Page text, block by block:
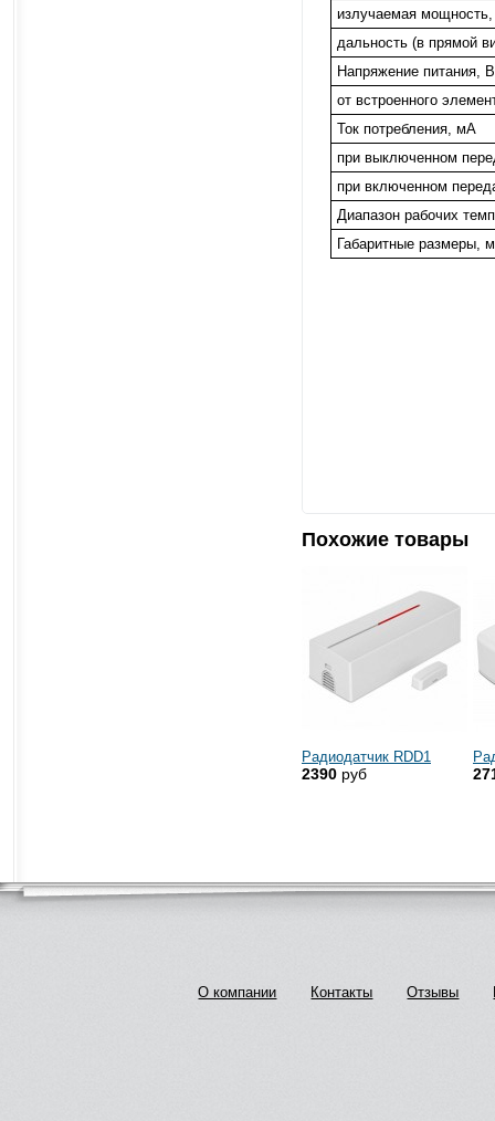
излучаемая
дальность (в прямой
Напряжение питания, B
от встроенного
Ток потребления, мА
при выключенном
при включенном
Диапазон рабочих
Габаритные размеры,
Похожие товары
Радиодатчик RDD1
2390 руб
О компании Контакты Отзывы